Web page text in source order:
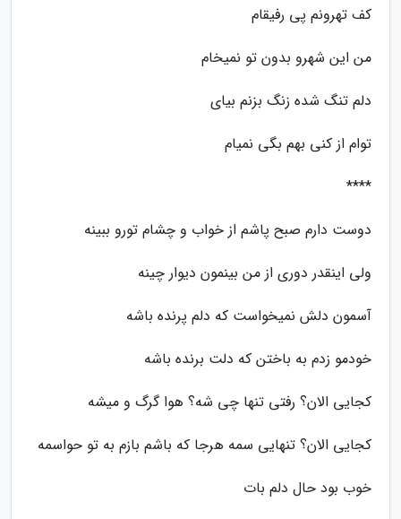
کف تهرونم پی رفیقام
من این شهرو بدون تو نمیخام
دلم تنگ شده زنگ بزنم بیای
توام از کنی بهم بگی نمیام
****
دوست دارم صبح پاشم از خواب و چشام تورو ببینه
ولی اینقدر دوری از من بینمون دیوار چینه
آسمون دلش نمیخواست که دلم پرنده باشه
خودمو زدم به باختن که دلت برنده باشه
کجایی الان؟ رفتی تنها چی شه؟ هوا گرگ و میشه
کجایی الان؟ تنهایی سمه هرجا که باشم بازم به تو حواسمه
خوب بود حال دلم بات